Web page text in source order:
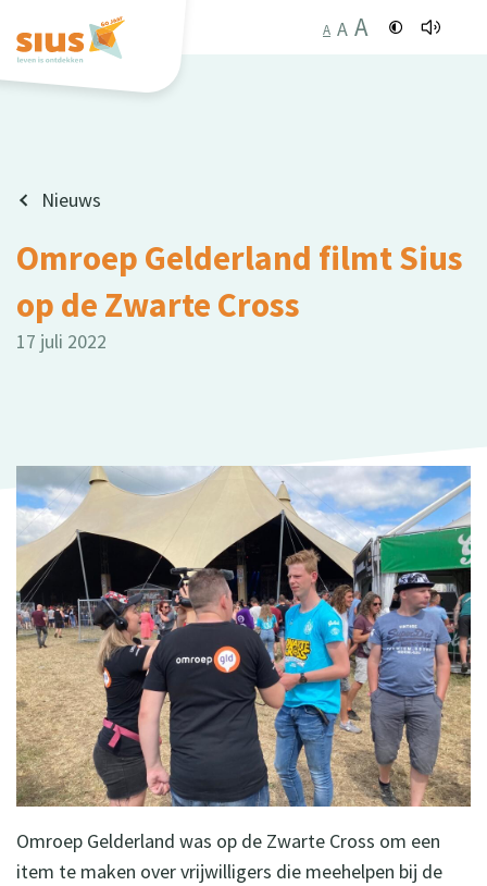
A A A
Nieuws
Omroep Gelderland filmt Sius
op de Zwarte Cross
17 juli 2022
Omroep Gelderland was op de Zwarte Cross om een
item te maken over vrijwilligers die meehelpen bij de